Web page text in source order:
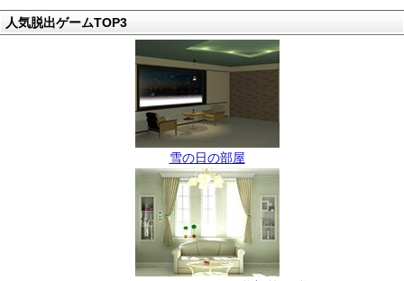
人気脱出ゲームTOP3
雪の日の部屋